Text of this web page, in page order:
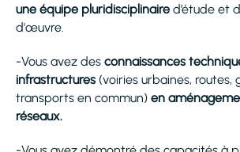
une équipe pluridisciplinaire d’étude et
d'œuvre.
-Vous avez des connaissances
infrastructures (voiries urbaines, routes,
transports en commun) en
réseaux.